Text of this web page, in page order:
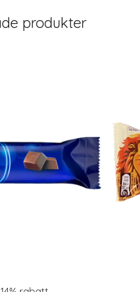
produkter